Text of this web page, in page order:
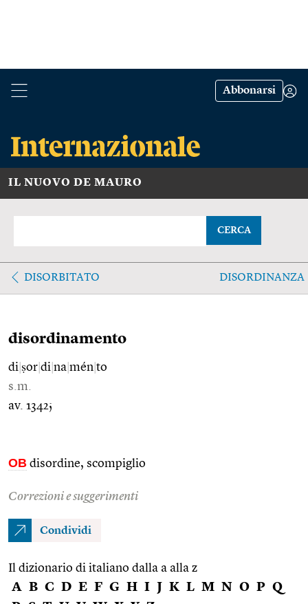
Abbonarsi
IL NUOVO DE MAURO
CERCA
DISORBITATO DISORDINANZA
disordinamento
di ṣor di na mén to
s.m.
av. 1342;
OB disordine, scompiglio
Correzioni e suggerimenti
Condividi
Il dizionario di italiano dalla a alla z
A B C D E F G H I J K L M N O P Q